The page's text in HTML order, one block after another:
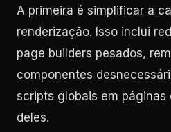
A primeira é simplificar a
renderização. Isso inclui
page builders pesados,
componentes
scripts globais em páginas
deles.